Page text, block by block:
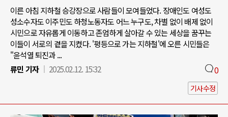
이른 아침 지하철 승강장으로 사람들이 모여들었다. 장애인도 여성도
성소수자도 이주민도 하청노동자도 어느 누구도, 차별 없이 배제 없이
시민으로 자유롭게 이동하고 존엄하게 살아갈 수 있는 세상을 꿈꾸는
이들이 서로의 곁을 지켰다. '평등으로 가는 지하철'에 오른 시민들은
"윤석열 퇴진과 ...
류민 기자
2025.02.12. 15:32 0
기사수정